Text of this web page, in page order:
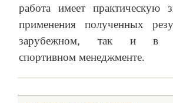
работа имеет практическую
применения полученных
зарубежном, так и в
спортивном менеджменте.